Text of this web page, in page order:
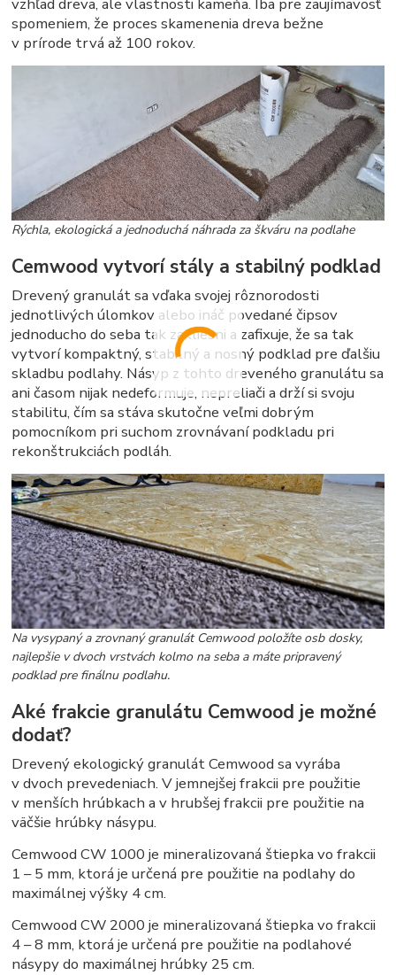
spomeniem, že proces skamenenia dreva bežne
v prírode trvá až 100 rokov.
Rýchla, ekologická a jednoduchá náhrada za škváru na podlahe
Cemwood vytvorí stály a stabilný podklad
Drevený granulát sa vďaka svojej rôznorodosti
jednotlivých úlomkov alebo ináč povedané čipsov
jednoducho do seba tak zakliesni a zafixuje, že sa tak
vytvorí kompaktný, stabilný a nosný podklad pre ďalšiu
skladbu podlahy. Násyp z tohto dreveného granulátu sa
ani časom nijak nedeformuje, nepreliači a drží si svoju
stabilitu, čím sa stáva skutočne veľmi dobrým
pomocníkom pri suchom zrovnávaní podkladu pri
rekonštrukciách podláh.
Na vysypaný a zrovnaný granulát Cemwood položíte osb dosky,
najlepšie v dvoch vrstvách kolmo na seba a máte pripravený
podklad pre finálnu podlahu.
Aké frakcie granulátu Cemwood je možné
dodať?
Drevený ekologický granulát Cemwood sa vyrába
v dvoch prevedeniach. V jemnejšej frakcii pre použitie
v menších hrúbkach a v hrubšej frakcii pre použitie na
väčšie hrúbky násypu.
Cemwood CW 1000 je mineralizovaná štiepka vo frakcii
1 – 5 mm, ktorá je určená pre použitie na podlahy do
maximálnej výšky 4 cm.
Cemwood CW 2000 je mineralizovaná štiepka vo frakcii
4 – 8 mm, ktorá je určená pre použitie na podlahové
násypy do maximálnej hrúbky 25 cm.